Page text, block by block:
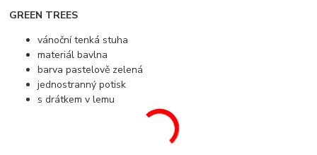
GREEN TREES
vánoční tenká stuha
materiál bavlna
barva pastelově zelená
jednostranný potisk
s drátkem v lemu